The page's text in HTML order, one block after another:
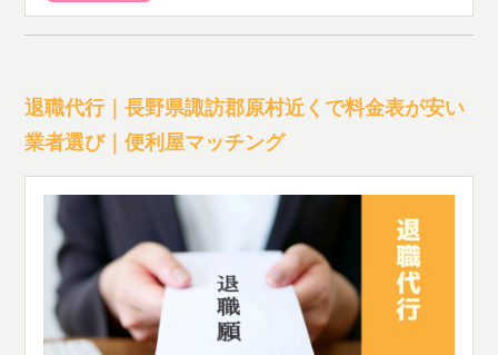
退職代行｜長野県諏訪郡原村近くで料金表が安い
業者選び｜便利屋マッチング